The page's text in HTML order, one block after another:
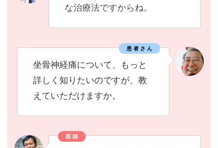
な治療法ですからね。
患 者 さ ん
坐骨神経痛について、もっと
詳しく知りたいのですが、教
えていただけますか。
医 師